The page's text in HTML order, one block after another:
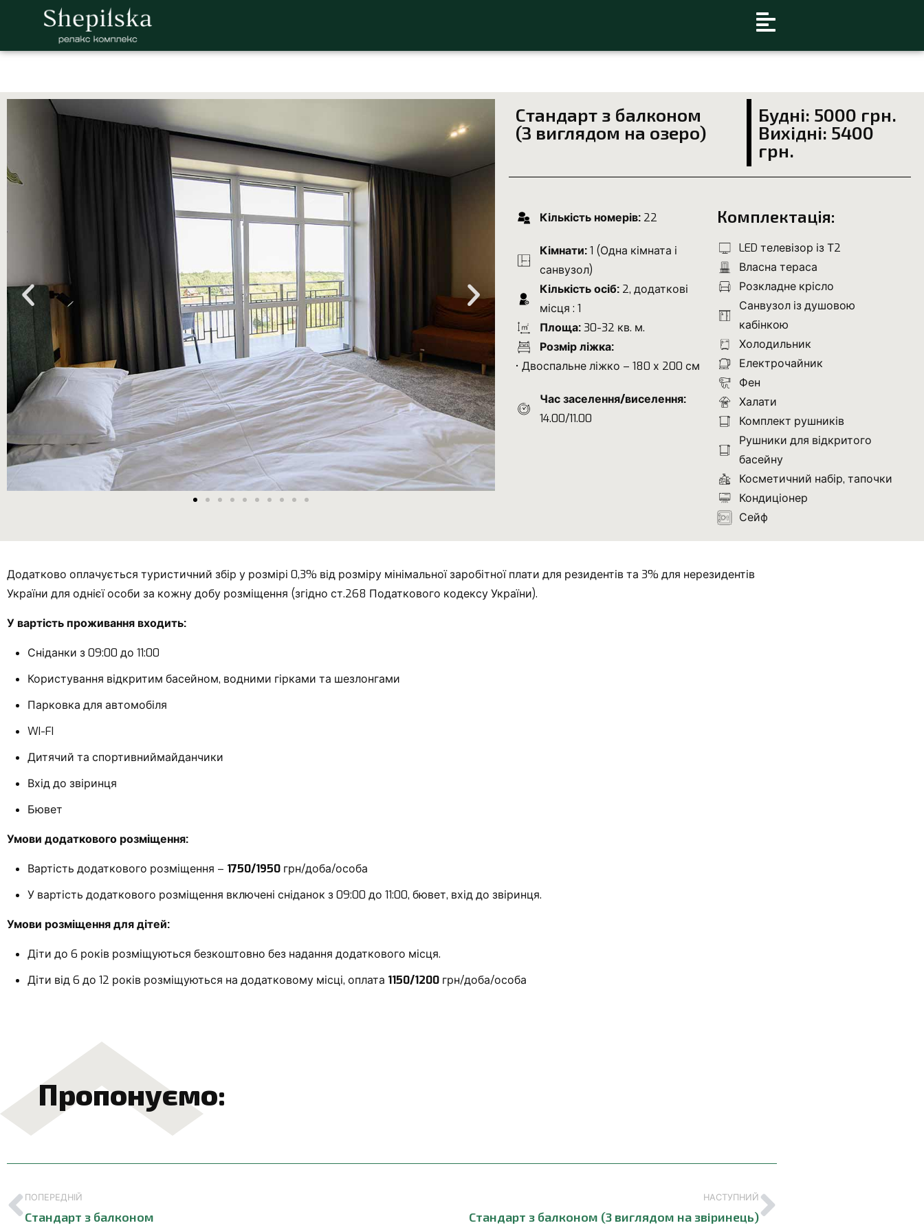
Стандарт з балконом
(З виглядом на озеро)
Будні: 5000 грн.
Вихідні: 5400
грн.
Кількість номерів: 22
Кімнати:1 (Одна кімната і
санвузол)
Кількість осіб: 2, додаткові
місця : 1
Площа:30-32 кв. м.
Розмір ліжка:
• Двоспальне ліжко – 180 х 200 см
Час заселення/виселення:
14.00/11.00
Комплектація:
LED телевізор із Т2
Власна тераса
Розкладне крісло
Санвузол із душовою
кабінкою
Холодильник
Електрочайник
Фен
Халати
Комплект рушників
Рушники для відкритого
басейну
Косметичний набір, тапочки
Кондиціонер
Сейф
Додатково оплачується туристичний збір у розмірі 0,3% від розміру мінімальної заробітної плати для резидентів та 3% для нерезидентів
України для однієї особи за кожну добу розміщення (згідно ст.268 Податкового кодексу України).
У вартість проживання входить:
Сніданки з 09:00 до 11:00
Користування відкритим басейном, водними гірками та шезлонгами
Парковка для автомобіля
WI-FI
Дитячий та спортивниймайданчики
Вхід до звіринця
Бювет
Умови додаткового розміщення:
Вартість додаткового розміщення – 1750/1950 грн/доба/особа
У вартість додаткового розміщення включені сніданок з 09:00 до 11:00, бювет, вхід до звіринця.
Умови розміщення для дітей:
Діти до 6 років розміщуються безкоштовно без надання додаткового місця.
Діти від 6 до 12 років розміщуються на додатковому місці, оплата 1150/1200 грн/доба/особа
Пропонуємо:
ПОПЕРЕДНІЙ
Стандарт з балконом
НАСТУПНИЙ
Стандарт з балконом (З виглядом на звіринець)